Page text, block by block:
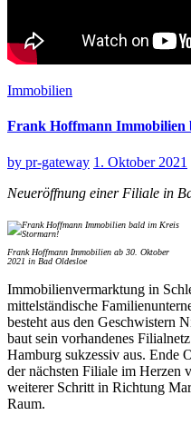
Immobilien
Frank Hoffmann Immobilien
by pr-gateway 1. Oktober 2021
Neueröffnung einer Filiale in
Frank Hoffmann Immobilien ab 30. Oktober
2021 in Bad Oldesloe
Immobilienvermarktung in
mittelständische
besteht aus den Geschwistern
baut sein vorhandenes
Hamburg sukzessiv aus. Ende
der nächsten Filiale im Herzen
weiterer Schritt in Richtung
Raum.